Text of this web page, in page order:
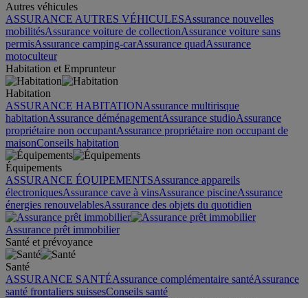
Autres véhicules
ASSURANCE AUTRES VÉHICULESAssurance nouvelles
mobilitésAssurance voiture de collectionAssurance voiture sans
permisAssurance camping-carAssurance quadAssurance
motoculteur
Habitation et Emprunteur
Habitation
ASSURANCE HABITATIONAssurance multirisque
habitationAssurance déménagementAssurance studioAssurance
propriétaire non occupantAssurance propriétaire non occupant de
maisonConseils habitation
Équipements
ASSURANCE ÉQUIPEMENTSAssurance appareils
électroniquesAssurance cave à vinsAssurance piscineAssurance
énergies renouvelablesAssurance des objets du quotidien
Assurance prêt immobilier
Santé et prévoyance
Santé
ASSURANCE SANTÉAssurance complémentaire santéAssurance
santé frontaliers suissesConseils santé